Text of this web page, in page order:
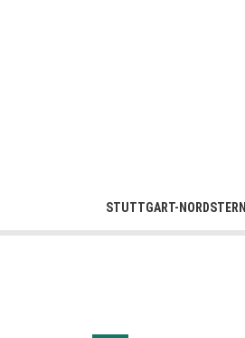
STUTTGART-NORDSTERN